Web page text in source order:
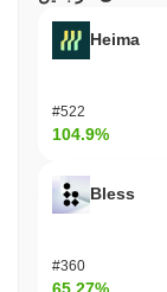
Heima
#522
104.9%
Bless
#360
65.27%